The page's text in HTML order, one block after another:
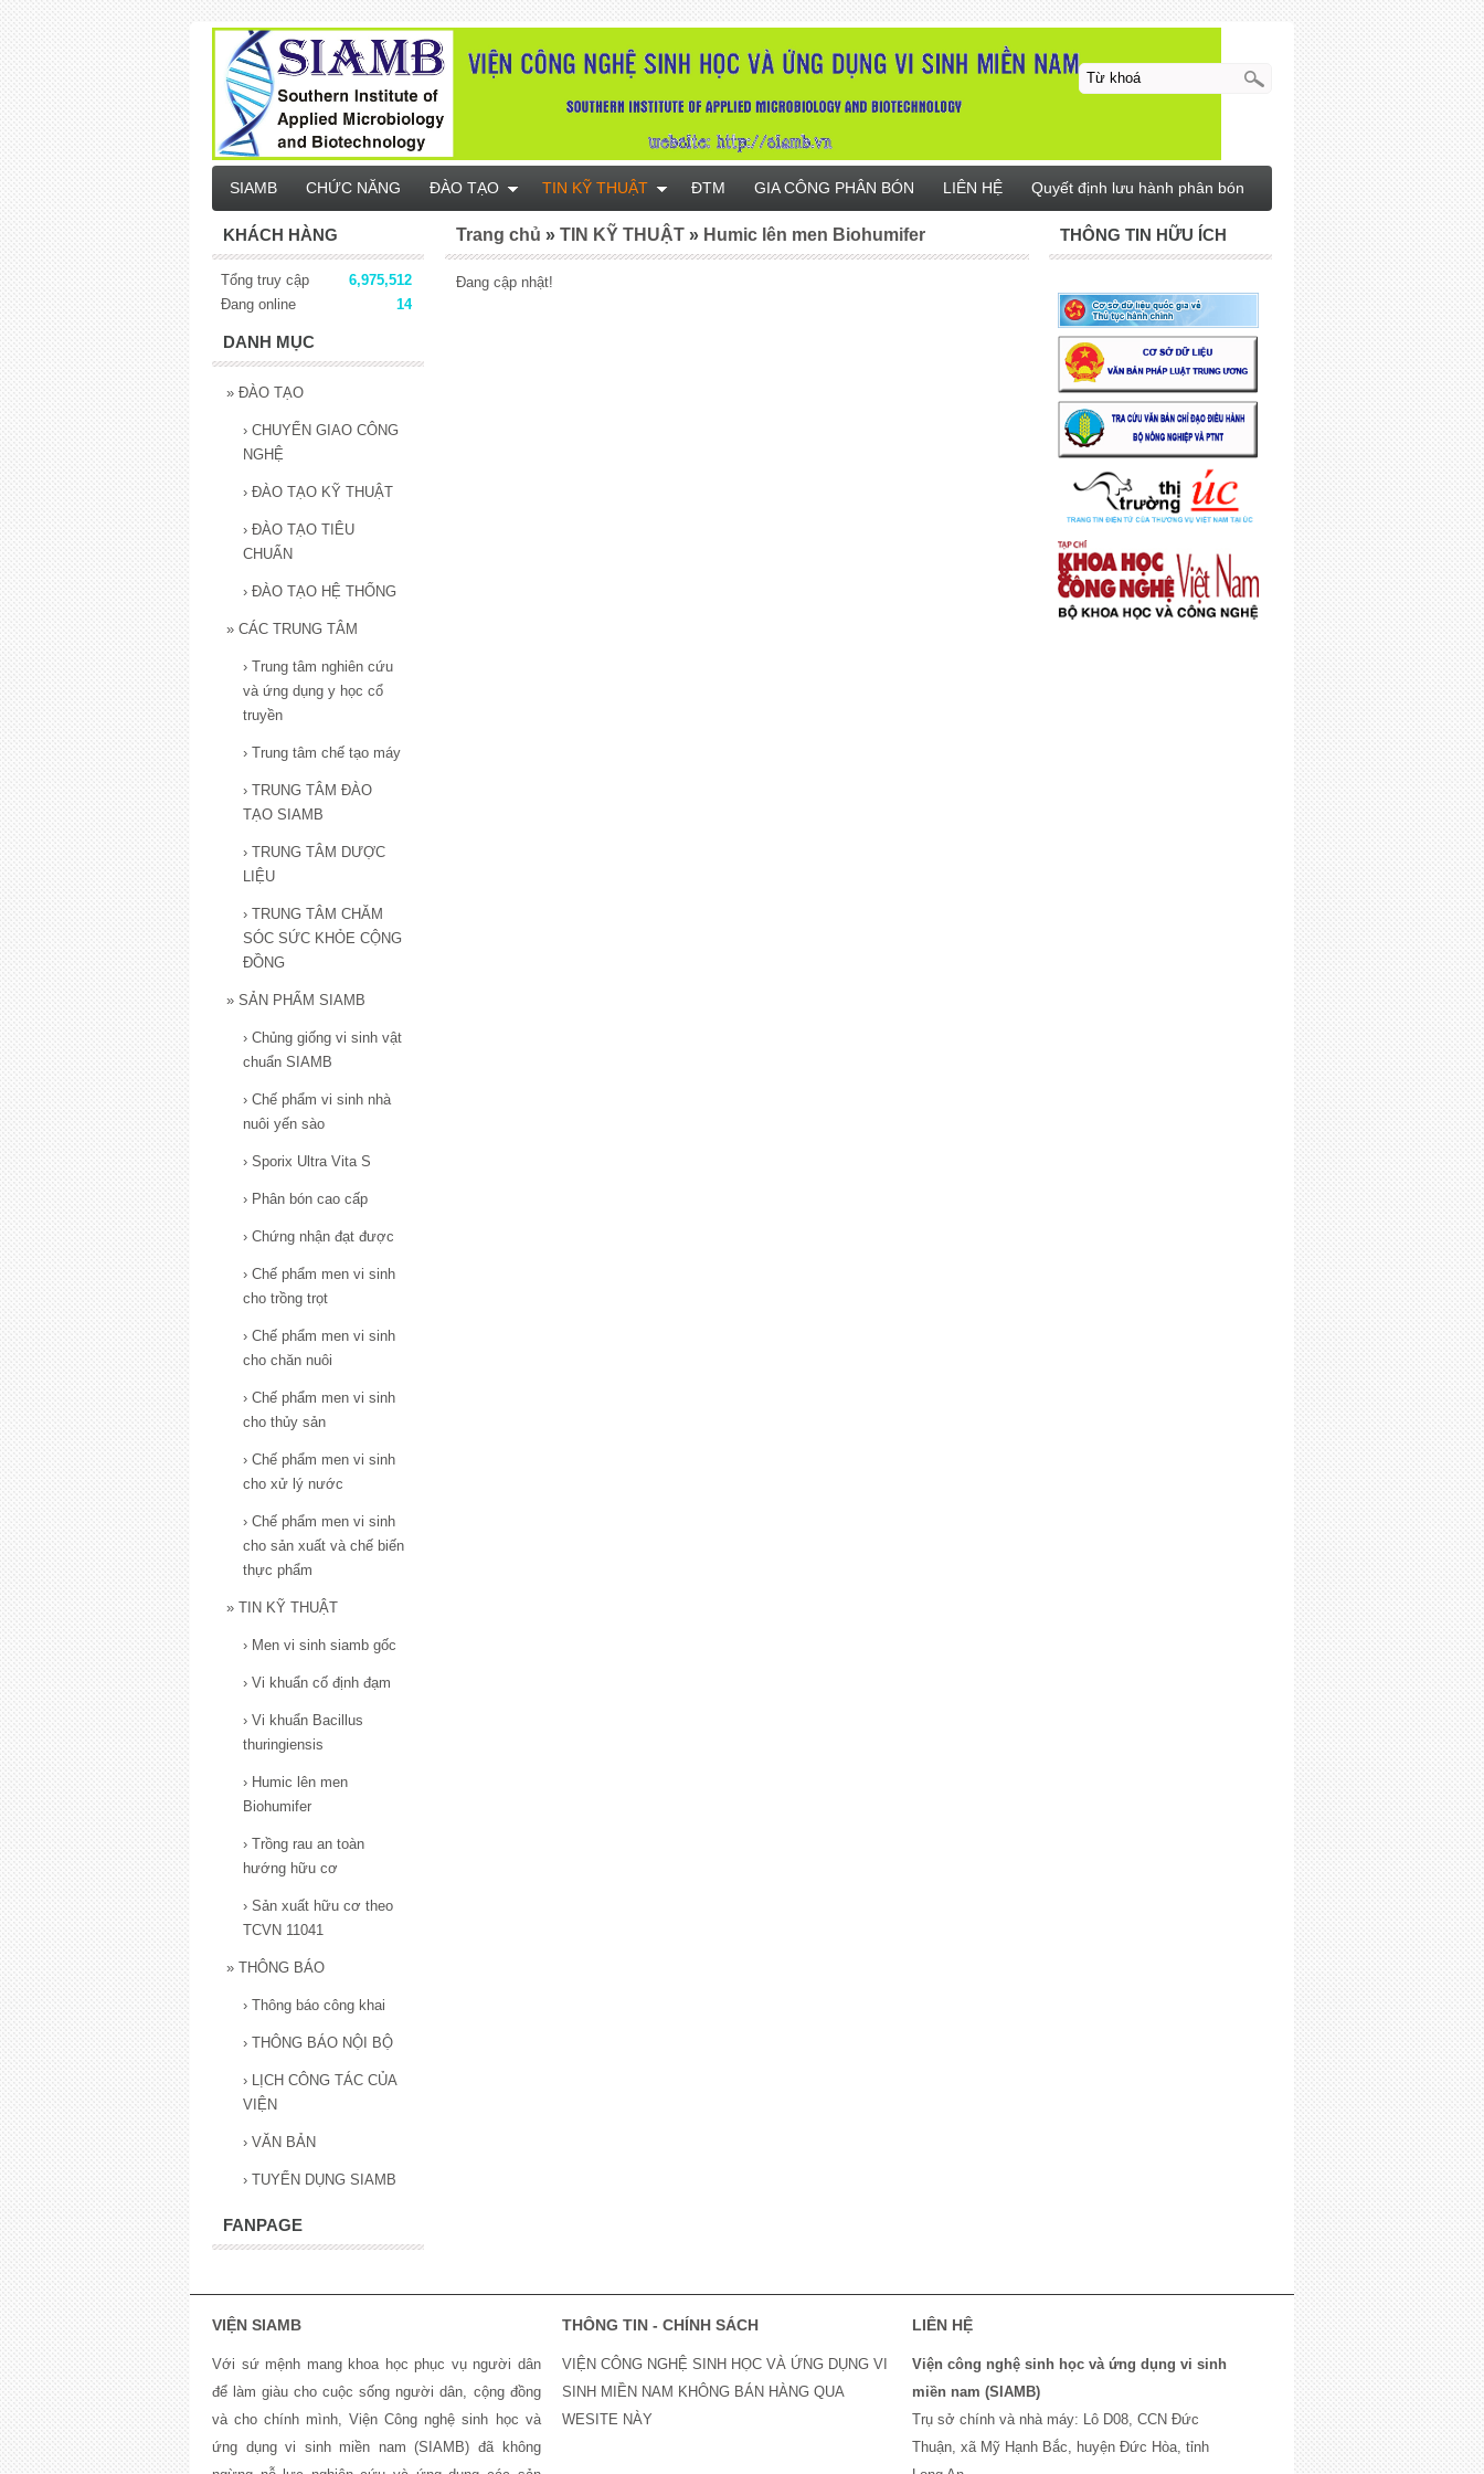
Đang cập nhật!
Trang chủ »TIN KỸ THUẬT » Humic lên men Biohumifer THÔNG TIN HỮU ÍCH
KHÁCH HÀNG
Tổng truy cập
6,975,512
Đang online
14
DANH MỤC
» ĐÀO TẠO
› CHUYỂN GIAO CÔNG
NGHỆ
› ĐÀO TẠO KỸ THUẬT
› ĐÀO TẠO TIÊU
CHUẨN
› ĐÀO TẠO HỆ THỐNG
» CÁC TRUNG TÂM
› Trung tâm nghiên cứu
và ứng dụng y học cổ
truyền
› Trung tâm chế tạo máy
› TRUNG TÂM ĐÀO
TẠO SIAMB
› TRUNG TÂM DƯỢC
LIỆU
› TRUNG TÂM CHĂM
SÓC SỨC KHỎE CỘNG
ĐỒNG
» SẢN PHẨM SIAMB
› Chủng giống vi sinh vật
chuẩn SIAMB
› Chế phẩm vi sinh nhà
nuôi yến sào
› Sporix Ultra Vita S
› Phân bón cao cấp
› Chứng nhận đạt được
› Chế phẩm men vi sinh
cho trồng trọt
› Chế phẩm men vi sinh
cho chăn nuôi
› Chế phẩm men vi sinh
cho thủy sản
› Chế phẩm men vi sinh
cho xử lý nước
› Chế phẩm men vi sinh
cho sản xuất và chế biến
thực phẩm
» TIN KỸ THUẬT
› Men vi sinh siamb gốc
› Vi khuẩn cố định đạm
› Vi khuẩn Bacillus
thuringiensis
› Humic lên men
Biohumifer
› Trồng rau an toàn
hướng hữu cơ
› Sản xuất hữu cơ theo
TCVN 11041
» THÔNG BÁO
› Thông báo công khai
› THÔNG BÁO NỘI BỘ
› LỊCH CÔNG TÁC CỦA
VIỆN
› VĂN BẢN
› TUYỂN DỤNG SIAMB
FANPAGE
SIAMB CHỨC NĂNG ĐÀO TẠO TIN KỸ THUẬT ĐTM GIA CÔNG PHÂN BÓN LIÊN HỆ Quyết định lưu hành phân bón
VIỆN SIAMB
Với sứ mệnh mang khoa học phục vụ người dân
để làm giàu cho cuộc sống người dân, cộng đồng
và cho chính mình, Viện Công nghệ sinh học và
ứng dụng vi sinh miền nam (SIAMB) đã không
THÔNG TIN - CHÍNH SÁCH
VIỆN CÔNG NGHỆ SINH HỌC VÀ ỨNG DỤNG VI
SINH MIỀN NAM KHÔNG BÁN HÀNG QUA
WESITE NÀY
LIÊN HỆ
Viện công nghệ sinh học và ứng dụng vi sinh
miền nam (SIAMB)
Trụ sở chính và nhà máy: Lô D08, CCN Đức
Thuận, xã Mỹ Hạnh Bắc, huyện Đức Hòa, tỉnh